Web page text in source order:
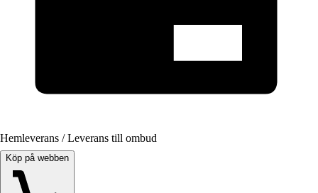
Hemleverans / Leverans till ombud
Köp på webben